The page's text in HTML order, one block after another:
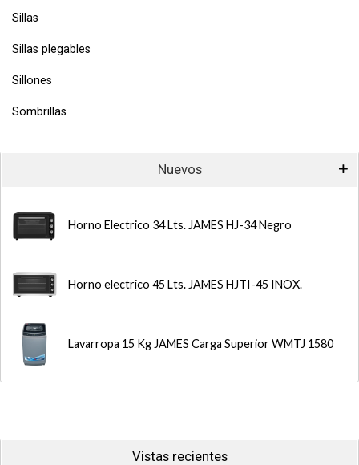
Sillas
Sillas plegables
Sillones
Sombrillas
Nuevos
Horno Electrico 34 Lts. JAMES HJ-34 Negro
Horno electrico 45 Lts. JAMES HJTI-45 INOX.
Lavarropa 15 Kg JAMES Carga Superior WMTJ 1580
Vistas recientes